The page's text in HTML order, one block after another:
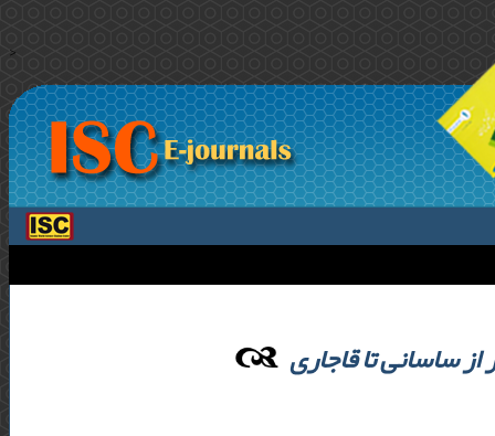
>
ساسانی تا قاجاری